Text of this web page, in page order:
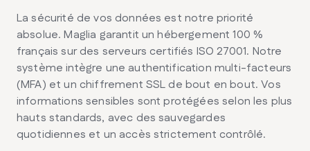
La sécurité de vos données est notre priorité
absolue. Maglia garantit un hébergement 100 %
français sur des serveurs certifiés ISO 27001. Notre
système intègre une authentification multi-facteurs
(MFA) et un chiffrement SSL de bout en bout. Vos
informations sensibles sont protégées selon les plus
hauts standards, avec des sauvegardes
quotidiennes et un accès strictement contrôlé.